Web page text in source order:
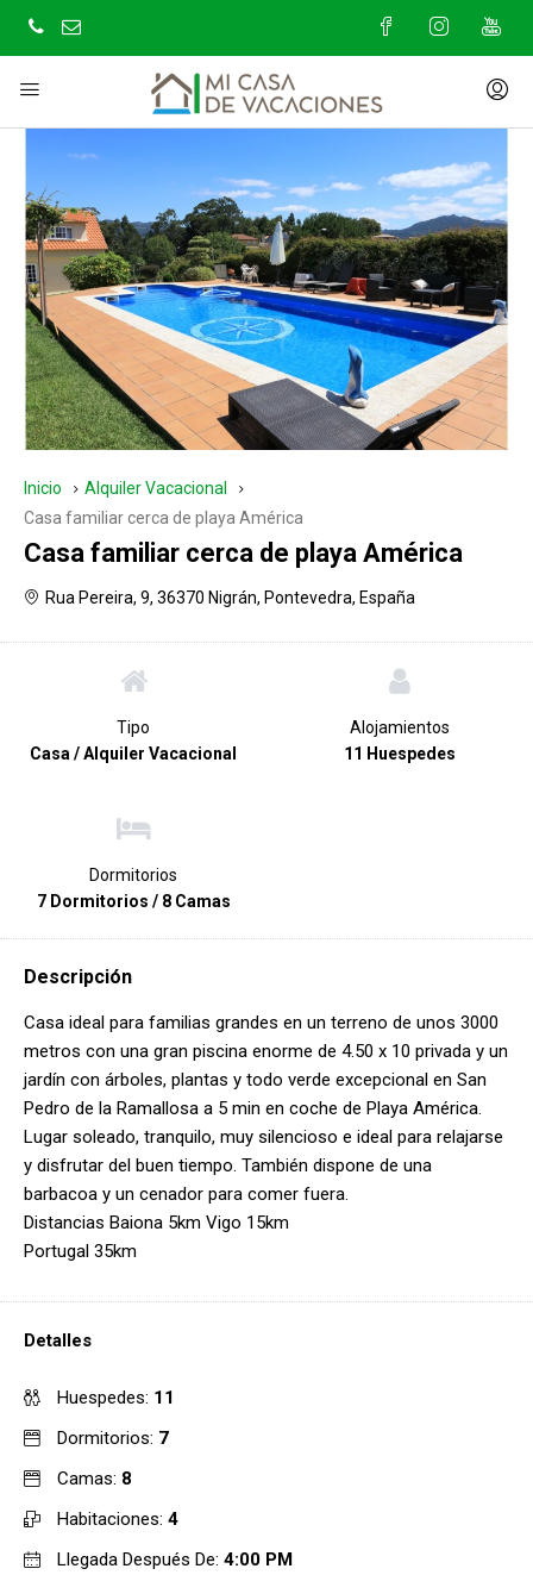
Inicio
Alquiler Vacacional
Casa familiar cerca de playa América
Casa familiar cerca de playa América
Rua Pereira, 9, 36370 Nigrán, Pontevedra, España
Tipo
Casa / Alquiler Vacacional
Alojamientos
11 Huespedes
Dormitorios
7 Dormitorios / 8 Camas
Descripción
Casa ideal para familias grandes en un terreno de unos 3000
metros con una gran piscina enorme de 4.50 x 10 privada y un
jardín con árboles, plantas y todo verde excepcional en San
Pedro de la Ramallosa a 5 min en coche de Playa América.
Lugar soleado, tranquilo, muy silencioso e ideal para relajarse
y disfrutar del buen tiempo. También dispone de una
barbacoa y un cenador para comer fuera.
Distancias Baiona 5km Vigo 15km
Portugal 35km
Detalles
Huespedes: 11
Dormitorios: 7
Camas: 8
Habitaciones: 4
Llegada Después De: 4:00 PM